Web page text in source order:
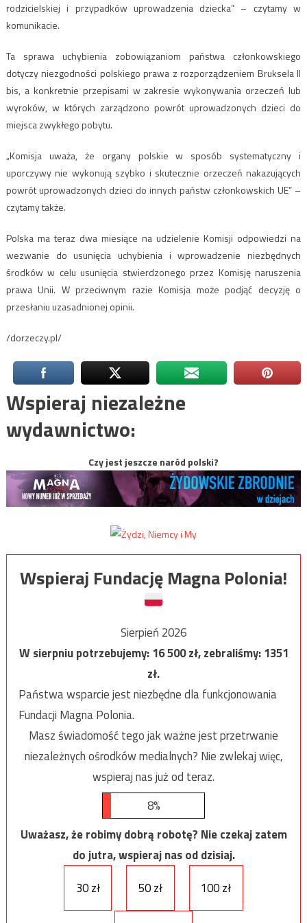
rodzicielskiej i przypadków uprowadzenia dziecka” – czytamy w
komunikacie.
Ta sprawa uchybienia zobowiązaniom państwa członkowskiego
dotyczy niezgodności polskiego prawa z rozporządzeniem Bruksela II
bis, a konkretnie przepisami w zakresie wykonywania orzeczeń lub
wyroków, w których zarządzono powrót uprowadzonych dzieci do
miejsca zwykłego pobytu.
„Komisja uważa, że organy polskie w sposób systematyczny i
uporczywy nie wykonują szybko i skutecznie orzeczeń nakazujących
powrót uprowadzonych dzieci do innych państw członkowskich UE” –
czytamy także.
Polska ma teraz dwa miesiące na udzielenie Komisji odpowiedzi na
wezwanie do usunięcia uchybienia i wprowadzenie niezbędnych
środków w celu usunięcia stwierdzonego przez Komisję naruszenia
prawa Unii. W przeciwnym razie Komisja może podjąć decyzję o
przesłaniu uzasadnionej opinii.
/dorzeczy.pl/
Wspieraj niezależne
wydawnictwo:
Czy jest jeszcze naród polski?
Wspieraj Fundację Magna Polonia!
Sierpień 2026
W sierpniu potrzebujemy:16 500zł, zebraliśmy:1351
zł.
Państwa wsparcie jest niezbędne dla funkcjonowania
Fundacji Magna Polonia.
Masz świadomość tego jak ważne jest przetrwanie
niezależnych ośrodków medialnych? Nie zwlekaj więc,
wspieraj nas już od teraz.
8%
Uważasz, że robimy dobrą robotę? Nie czekaj zatem
do jutra, wspieraj nas od dzisiaj.
30 zł
50 zł 100 zł